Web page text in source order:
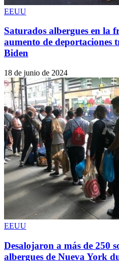
EEUU
Saturados albergues en la
aumento de deportaciones
Biden
18 de junio de 2024
EEUU
Desalojaron a más de 250
albergues de Nueva York